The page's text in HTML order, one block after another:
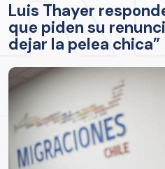
Luis Thayer
que piden su
dejar la pelea chica”